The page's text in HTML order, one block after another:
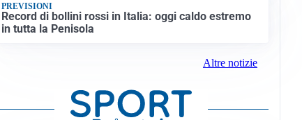
PREVISIONI
Record di bollini rossi in Italia: oggi caldo estremo
in tutta la Penisola
Altre notizie